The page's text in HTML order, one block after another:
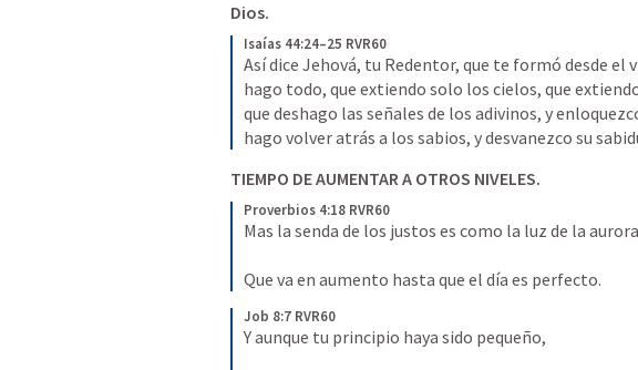
Dios.
Isaías 44:24–25 RVR60
Así dice Jehová, tu Redentor, que te formó desde el
hago todo, que extiendo solo los cielos, que
que deshago las señales de los adivinos, y
hago volver atrás a los sabios, y desvanezco su
TIEMPO DE AUMENTAR A OTROS NIVELES.
Proverbios 4:18 RVR60
Mas la senda de los justos es como la luz de la
Que va en aumento hasta que el día es perfecto.
Job 8:7 RVR60
Y aunque tu principio haya sido pequeño,